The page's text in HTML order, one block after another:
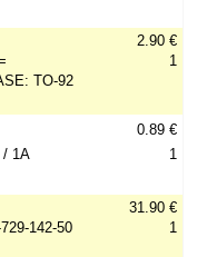
TO-92
2.90 €
1
/ 1A
0.89 €
1
142-50
31.90 €
1